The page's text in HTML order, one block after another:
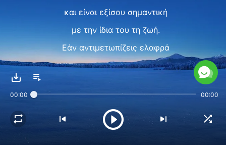
και είναι εξίσου σημαντική
με την ίδια του τη ζωή.
Εάν αντιμετωπίζεις ελαφρά
τις αναθέσεις από τον Θεό,
Στο συγκεκριμένο θέμα, είσαι πιο αξιοθρήνητος
κι απ’ τον Ιούδα, και πρέπει να αναθεματιστείς.
00:00 00:00